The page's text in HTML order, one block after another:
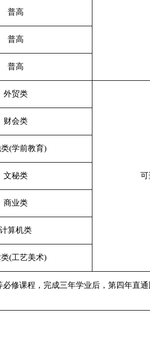
普高
普高
普高
外贸类
可
财会类
(学前教育)
文秘类
商业类
计算机类
(工艺美术)
修课程，完成三年学业后，第四年直